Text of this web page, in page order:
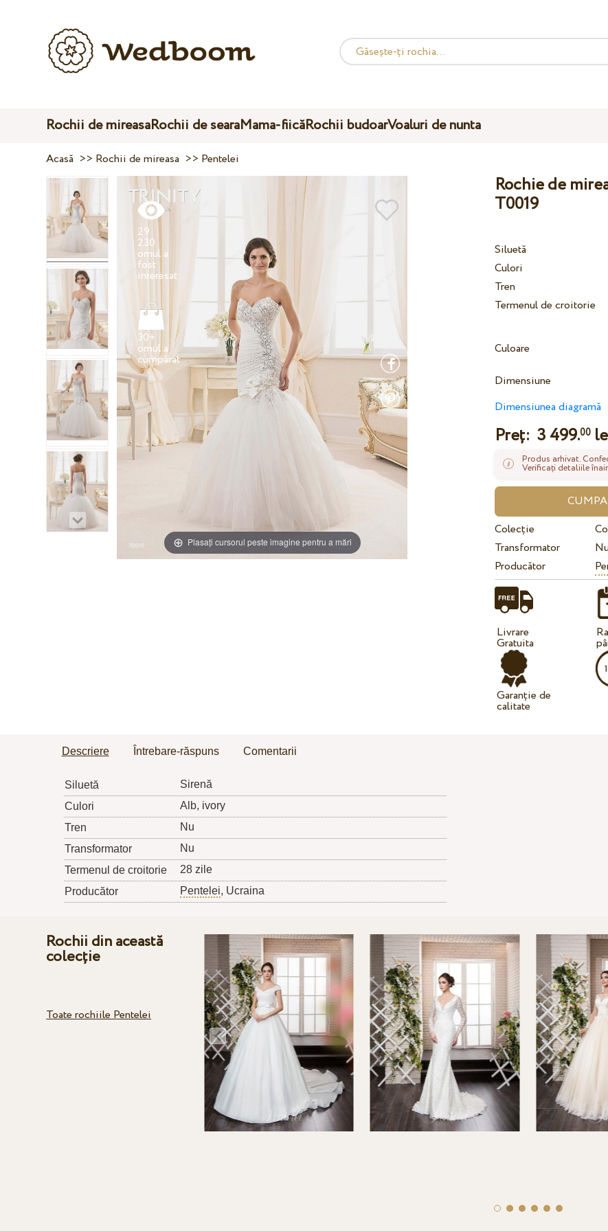
Rochii de mireasaRochii de searaMama-fiicăRochii budoarVoaluri de nunta
Acasă >> Rochii de mireasa >> Pentelei
Plasați cursorul peste imagine pentru a mări
29
230
omul a
fost
30+
omul a
cumpărat
Rochie de
T0019
Siluetă
Culori
Tren
Termenul de croitorie
Culoare
Dimensiune
Dimensiunea diagramă
Preț:3 499.00
Produs arhivat.
Verificați detaliile
Colecție
Transformator
Nu
Producător
Livrare
Gratuita
Garanție de
calitate
Descriere Întrebare-răspuns Comentarii
Siluetă
Sirenă
Culori
Alb, ivory
Tren
Nu
Transformator
Nu
Termenul de croitorie
28 zile
Producător
Pentelei, Ucraina
Rochii din această
colecție
Toate rochiile Pentelei